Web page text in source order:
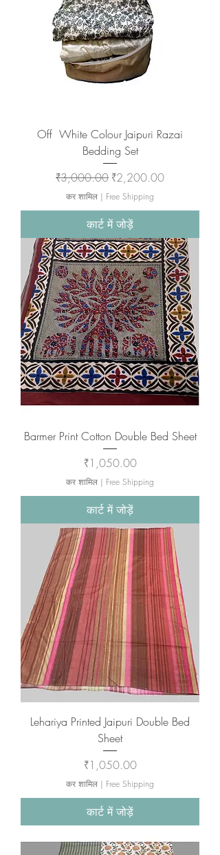
Off White Colour Jaipuri Razai
Bedding Set
नियमित मूल्य
₹3,000.00 बिक्री मूल्य
₹2,200.00
कर शामिल | Free Shipping
कार्ट में जोड़ें
Barmer Print Cotton Double Bed Sheet
मूल्य
₹1,050.00
कर शामिल | Free Shipping
कार्ट में जोड़ें
Lehariya Printed Jaipuri Double Bed
Sheet
मूल्य
₹1,050.00
कर शामिल | Free Shipping
कार्ट में जोड़ें